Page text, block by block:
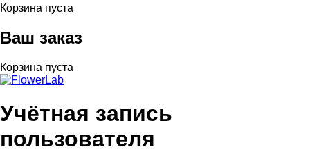
Корзина пуста
Ваш заказ
Корзина пуста
Учётная запись
пользователя